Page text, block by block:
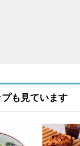
も見ています